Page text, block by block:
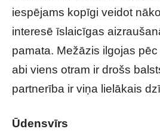
iespējams kopīgi veidot
interesē īslaicīgas
pamata. Mežāzis ilgojas
abi viens otram ir drošs
partnerība ir viņa lielākais
Ūdensvīrs